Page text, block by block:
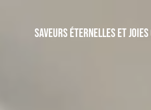
Saveurs éternelles et